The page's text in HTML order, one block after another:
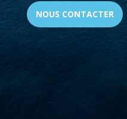
NOUS CONTACTER